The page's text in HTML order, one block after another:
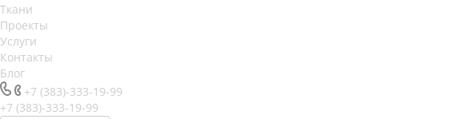
Ткани
Проекты
Услуги
Контакты
Блог
+7 (383)-333-19-99
+7 (383)-333-19-99